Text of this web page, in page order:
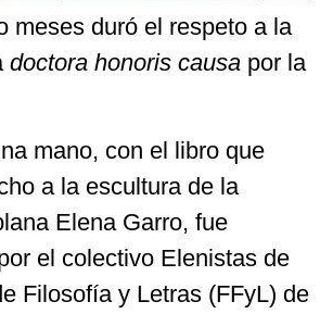
meses duró el respeto a la
doctora honoris causa por la
mano, con el libro que
a la escultura de la
Elena Garro, fue
el colectivo Elenistas de
Filosofía y Letras (FFyL) de